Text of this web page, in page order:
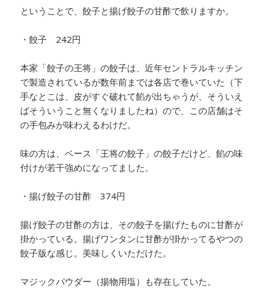
ということで、餃子と揚げ餃子の甘酢で飲りますか。
・餃子 242円
本家「餃子の王将」の餃子は、近年セントラルキッチン
で製造されているが数年前までは各店で巻いていた（下
手なとこは、皮がすぐ破れて餡が出ちゃうが、そういえ
ばそういうこと無くなりましたね）ので、この店舗はそ
の手包みが味わえるわけだ。
味の方は、ベース「王将の餃子」の餃子だけど、餡の味
付けが若干強めになってました。
・揚げ餃子の甘酢 374円
揚げ餃子の甘酢の方は、その餃子を揚げたものに甘酢が
掛かっている。揚げワンタンに甘酢が掛かってるやつの
餃子版な感じ。美味しくいただけた。
マジックパウダー（揚物用塩）も存在していた。